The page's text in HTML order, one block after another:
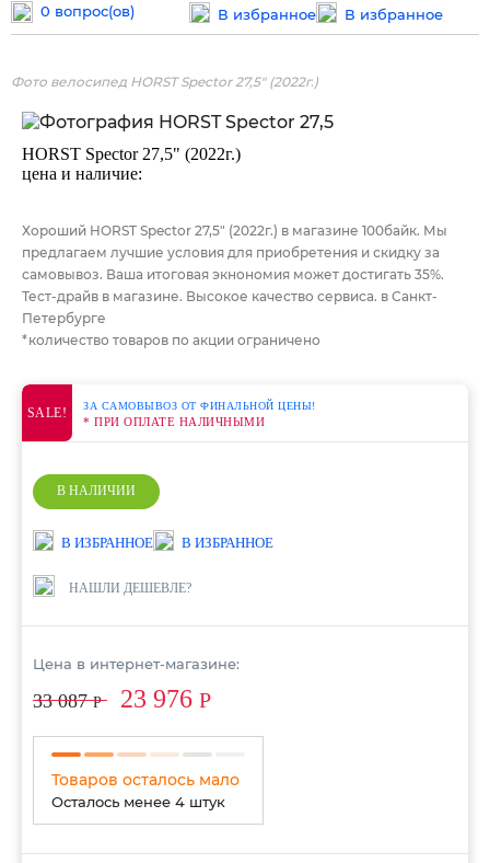
0 вопрос(ов) В избранное В избранное
Фото велосипед HORST Spector 27,5" (2022г.)
HORST Spector 27,5" (2022г.)
цена и наличие:
Хороший HORST Spector 27,5" (2022г.) в магазине 100байк. Мы
предлагаем лучшие условия для приобретения и скидку за
самовывоз. Ваша итоговая экнономия может достигать 35%.
Тест-драйв в магазине. Высокое качество сервиса. в Санкт-
Петербурге
*количество товаров по акции ограничено
SALE! ЗА САМОВЫВОЗ ОТ ФИНАЛЬНОЙ ЦЕНЫ!
* ПРИ ОПЛАТЕ НАЛИЧНЫМИ
В НАЛИЧИИ
В ИЗБРАННОЕ В ИЗБРАННОЕ
НАШЛИ ДЕШЕВЛЕ?
Цена в интернет-магазине:
33 087Р 23 976 Р
Товаров осталось мало
Осталось менее 4 штук